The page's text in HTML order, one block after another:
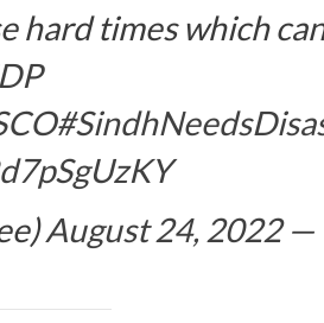
hard times which
— khalid hussain (@khalidkoree)
August 24, 2022